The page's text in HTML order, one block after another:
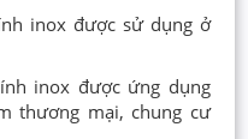
inox được sử dụng ở
inox được ứng dụng
thương mại, chung cư